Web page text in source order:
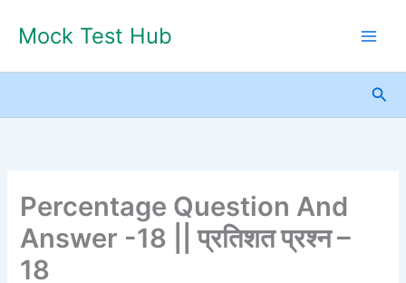
Mock Test Hub
Percentage Question And
Answer -18 || प्रतिशत प्रश्न –
18